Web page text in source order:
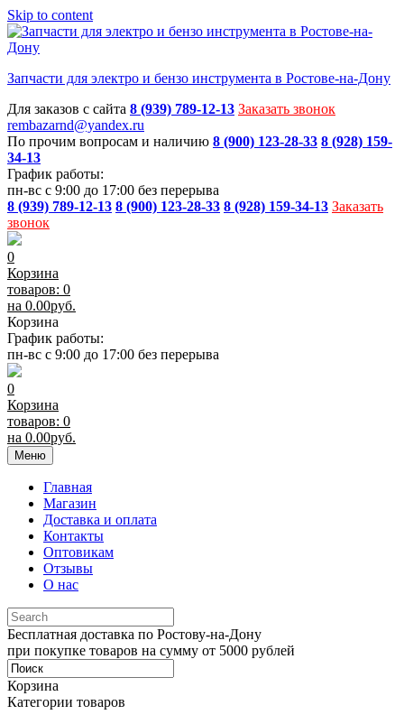
Skip to content
Запчасти для электро и бензо инструмента в Ростове-на-Дону
Для заказов с сайта 8 (939) 789-12-13 Заказать звонок
rembazarnd@yandex.ru
По прочим вопросам и наличию 8 (900) 123-28-33 8 (928) 159-
34-13
График работы:
пн-вс с 9:00 до 17:00 без перерыва
8 (939) 789-12-13 8 (900) 123-28-33 8 (928) 159-34-13 Заказать
звонок
0
Корзина
товаров: 0
на 0.00руб.
Корзина
График работы:
пн-вс с 9:00 до 17:00 без перерыва
0
Корзина
товаров: 0
на 0.00руб.
Меню
Главная
Магазин
Доставка и оплата
Контакты
Оптовикам
Отзывы
О нас
Бесплатная доставка по Ростову-на-Дону
при покупке товаров на сумму от 5000 рублей
Корзина
Категории товаров